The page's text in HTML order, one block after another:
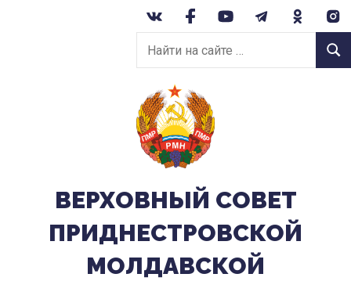
Найти
на
сайте:
ВЕРХОВНЫЙ CОВЕТ
ПРИДНЕСТРОВСКОЙ
МОЛДАВСКОЙ